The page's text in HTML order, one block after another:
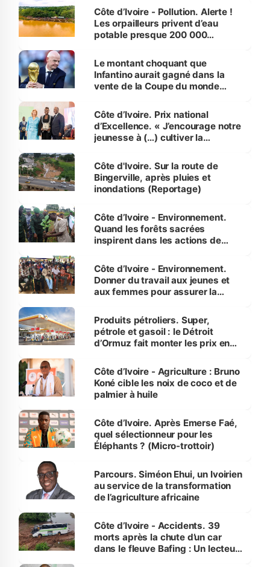
Côte d’Ivoire - Pollution. Alerte !
Les orpailleurs privent d’eau
potable presque 200 000
Le montant choquant que
Infantino aurait gagné dans la
vente de la Coupe du monde
Côte d’Ivoire. Prix national
d’Excellence. « J’encourage notre
jeunesse à (…) cultiver la
(Alassane Ouattara
Côte d'Ivoire. Sur la route de
Bingerville, après pluies et
inondations (Reportage)
Côte d’Ivoire - Environnement.
Quand les forêts sacrées
inspirent dans les actions de
Côte d’Ivoire - Environnement.
Donner du travail aux jeunes et
aux femmes pour assurer la
menacées
Produits pétroliers. Super,
pétrole et gasoil : le Détroit
d’Ormuz fait monter les prix en
Côte d’Ivoire - Agriculture : Bruno
Koné cible les noix de coco et de
palmier à huile
Côte d’Ivoire. Après Emerse Faé,
quel sélectionneur pour les
Éléphants ? (Micro-trottoir)
Parcours. Siméon Ehui, un Ivoirien
au service de la transformation
de l’agriculture africaine
Côte d’Ivoire - Accidents. 39
morts après la chute d’un car
dans le fleuve Bafing : Un lecteur